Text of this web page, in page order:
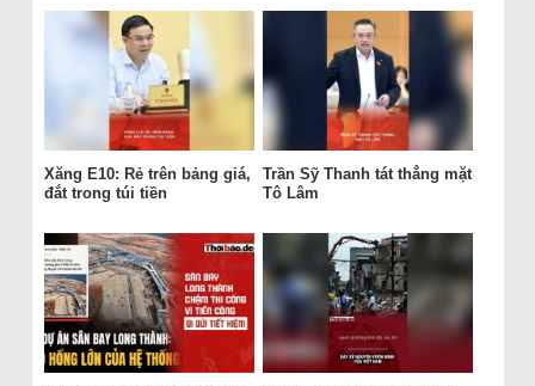
Xăng E10: Rẻ trên bảng giá,
đắt trong túi tiền
Trần Sỹ Thanh tát thẳng mặt
Tô Lâm